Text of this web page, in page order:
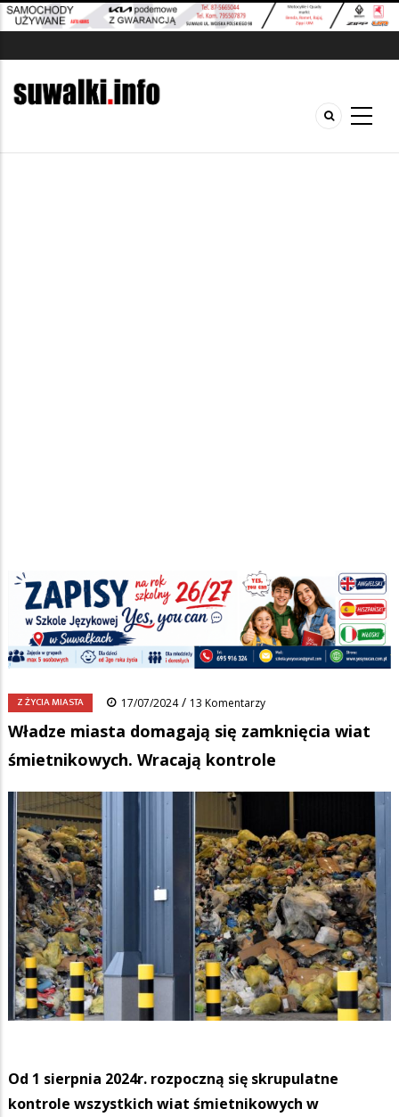
Ścieżka
nawigacyjna
Strona główna/Wiadomości /Z życia miasta/
Władze miasta domagają się zamknięcia wiat śmietnikowych. Wracają
kontrole
FacebookPinterestTumblr
0 Reddit Share
Z ŻYCIA MIASTA 17/07/2024/ 13 Komentarzy
Władze miasta domagają się zamknięcia wiat
śmietnikowych. Wracają kontrole
Od 1 sierpnia 2024r. rozpoczną się skrupulatne
kontrole wszystkich wiat śmietnikowych w